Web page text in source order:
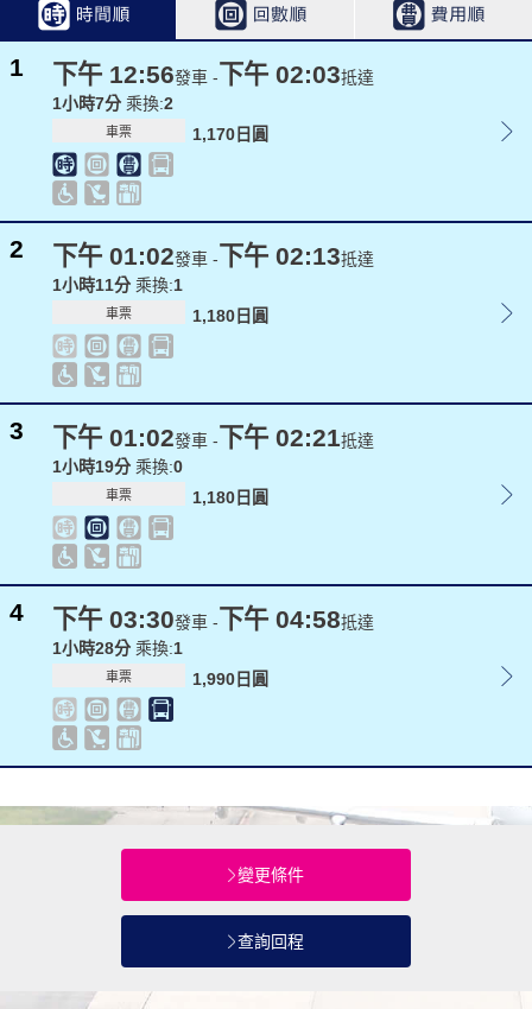
1 下午 12:56發車 -下午 02:03抵達
1小時7分 乘換:2
車票 1,170日圓
2 下午 01:02發車 -下午 02:13抵達
1小時11分 乘換:1
車票 1,180日圓
3 下午 01:02發車 -下午 02:21抵達
1小時19分 乘換:0
車票 1,180日圓
4 下午 03:30發車 -下午 04:58抵達
1小時28分 乘換:1
車票 1,990日圓
變更條件
查詢回程